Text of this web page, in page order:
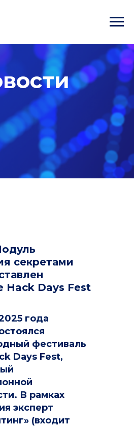
секретами
Hack Days Fest
года
фестиваль
Days Fest,
В рамках
эксперт
(входит